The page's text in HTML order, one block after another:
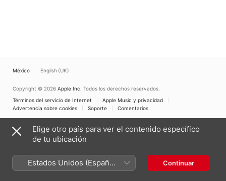
México English (UK)
Copyright © 2026 Apple Inc. Todos los derechos reservados.
Términos del servicio de Internet
Apple Music y privacidad
Advertencia sobre cookies
Soporte Comentarios
Elige otro país para ver el contenido específico
de tu ubicación
Estados Unidos (Español
México)
Continuar